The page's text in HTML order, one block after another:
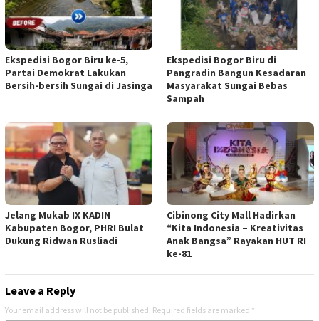
Ekspedisi Bogor Biru ke-5,
Partai Demokrat Lakukan
Bersih-bersih Sungai di Jasinga
Ekspedisi Bogor Biru di
Pangradin Bangun Kesadaran
Masyarakat Sungai Bebas
Sampah
Jelang Mukab IX KADIN
Kabupaten Bogor, PHRI Bulat
Dukung Ridwan Rusliadi
Cibinong City Mall Hadirkan
“Kita Indonesia – Kreativitas
Anak Bangsa” Rayakan HUT RI
ke-81
Leave a Reply
Your email address will not be published. Required fields are marked *